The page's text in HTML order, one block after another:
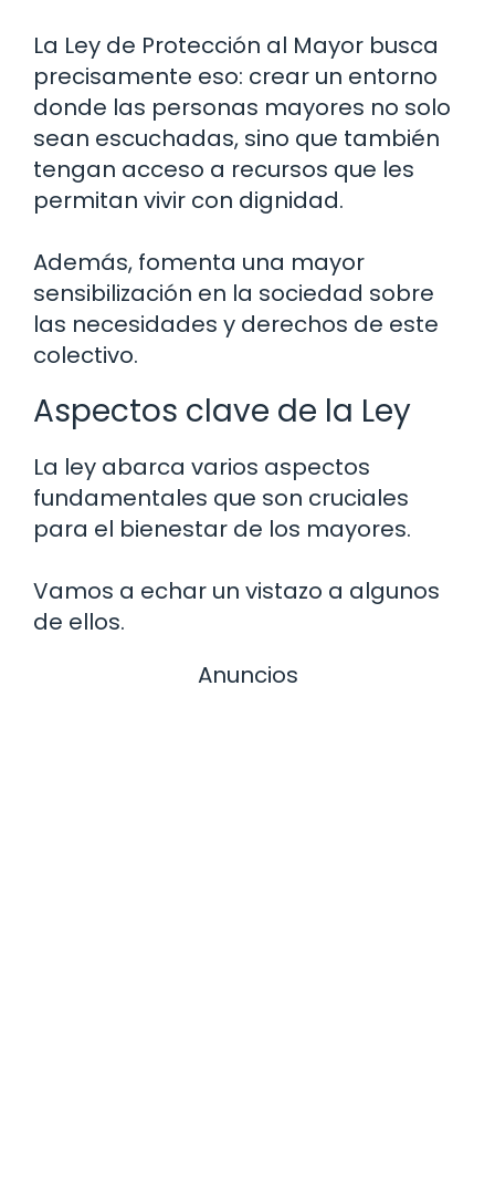
La Ley de Protección al Mayor busca
precisamente eso: crear un entorno
donde las personas mayores no solo
sean escuchadas, sino que también
tengan acceso a recursos que les
permitan vivir con dignidad.
Además, fomenta una mayor
sensibilización en la sociedad sobre
las necesidades y derechos de este
colectivo.
Aspectos clave de la Ley
La ley abarca varios aspectos
fundamentales que son cruciales
para el bienestar de los mayores.
Vamos a echar un vistazo a algunos
de ellos.
Anuncios